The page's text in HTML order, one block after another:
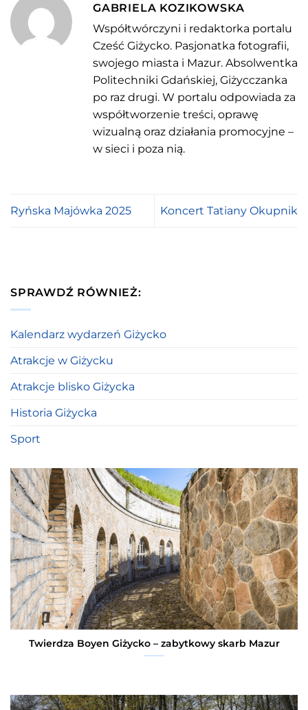
GABRIELA KOZIKOWSKA
Współtwórczyni i redaktorka portalu
Cześć Giżycko. Pasjonatka fotografii,
swojego miasta i Mazur. Absolwentka
Politechniki Gdańskiej, Giżycczanka
po raz drugi. W portalu odpowiada za
współtworzenie treści, oprawę
wizualną oraz działania promocyjne –
w sieci i poza nią.
Ryńska Majówka 2025 Koncert Tatiany Okupnik
SPRAWDŹ RÓWNIEŻ:
Kalendarz wydarzeń Giżycko
Atrakcje w Giżycku
Atrakcje blisko Giżycka
Historia Giżycka
Sport
Twierdza Boyen Giżycko – zabytkowy skarb Mazur